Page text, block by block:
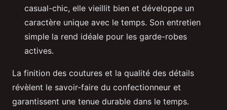
casual-chic, elle vieillit bien et développe un
caractère unique avec le temps. Son entretien
simple la rend idéale pour les garde-robes
actives.
La finition des coutures et la qualité des détails
révèlent le savoir-faire du confectionneur et
garantissent une tenue durable dans le temps.